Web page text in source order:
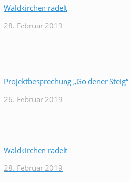
Waldkirchen radelt
28. Februar 2019
Projektbesprechung „Goldener Steig“
26. Februar 2019
Waldkirchen radelt
28. Februar 2019